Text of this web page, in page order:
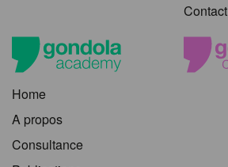
Contact
Home
A propos
Consultance